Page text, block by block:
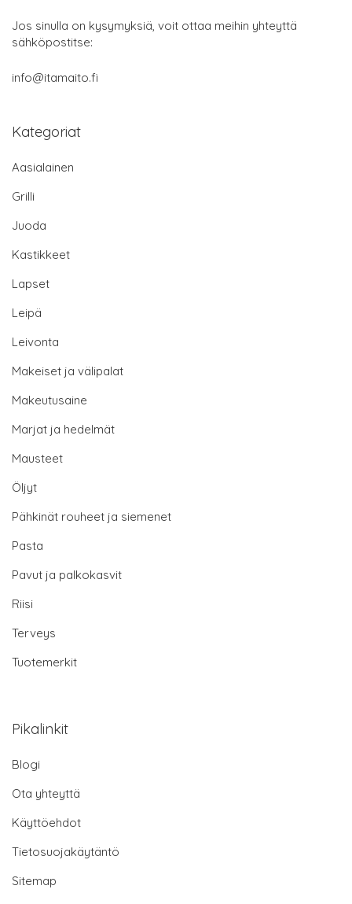
Jos sinulla on kysymyksiä, voit ottaa meihin yhteyttä
sähköpostitse:
info@itamaito.fi
Kategoriat
Aasialainen
Grilli
Juoda
Kastikkeet
Lapset
Leipä
Leivonta
Makeiset ja välipalat
Makeutusaine
Marjat ja hedelmät
Mausteet
Öljyt
Pähkinät rouheet ja siemenet
Pasta
Pavut ja palkokasvit
Riisi
Terveys
Tuotemerkit
Pikalinkit
Blogi
Ota yhteyttä
Käyttöehdot
Tietosuojakäytäntö
Sitemap